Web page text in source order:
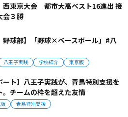
西東京大会 都市大高ベスト16進出 接
会３勝
野球部】「野球×ベースボール」#八
八王子実践 学校紹介 東京版
ート】八王子実践が、青鳥特別支援を
。チームの枠を超えた友情
青鳥特別支援